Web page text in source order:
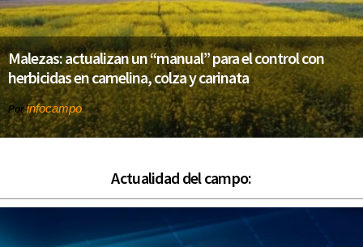
Malezas: actualizan un “manual” para el control con
herbicidas en camelina, colza y carinata
Porinfocampo
Actualidad del campo: